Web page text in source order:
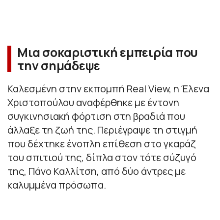
Μια σοκαριστική εμπειρία που
την σημάδεψε
Καλεσμένη στην εκπομπή Real View, η Έλενα
Χριστοπούλου αναφέρθηκε με έντονη
συγκινησιακή φόρτιση στη βραδιά που
άλλαξε τη ζωή της. Περιέγραψε τη στιγμή
που δέχτηκε ένοπλη επίθεση στο γκαράζ
του σπιτιού της, δίπλα στον τότε σύζυγό
της, Πάνο Καλλίτση, από δύο άντρες με
καλυμμένα πρόσωπα.